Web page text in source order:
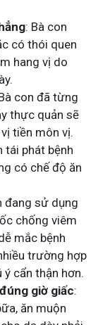
: Bà con
có thói quen
hang vị do
con đã từng
thực quản sẽ
tiền môn vị.
tái phát bệnh
có chế độ ăn
đang sử dụng
chống viêm
mắc bệnh
trường hợp
cẩn thận hơn.
giờ giấc:
ăn muộn